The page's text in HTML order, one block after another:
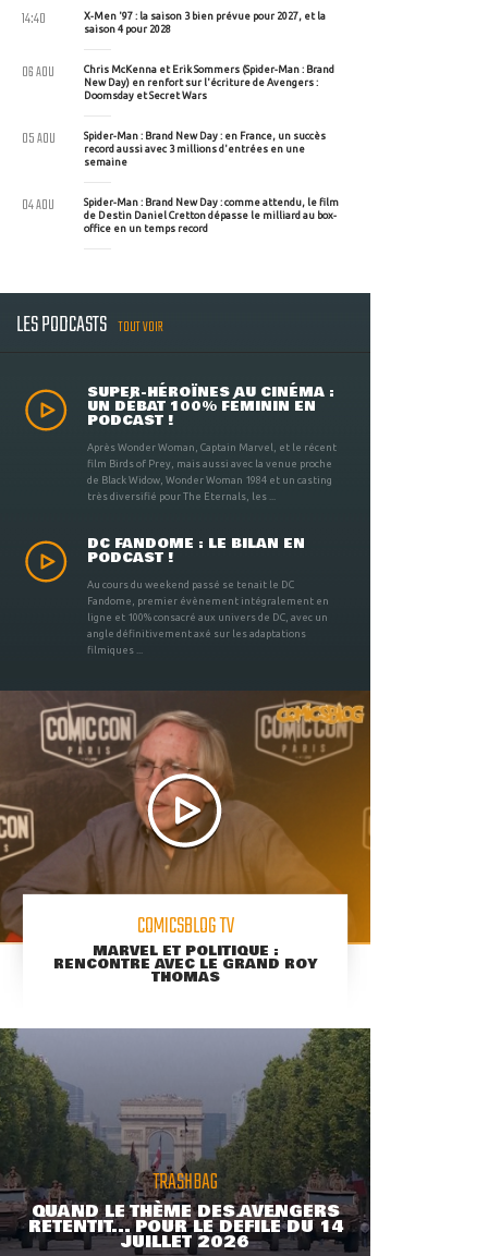
X-Men '97 : la saison 3 bien prévue pour 2027, et la
saison 4 pour 2028
14:40
Chris McKenna et Erik Sommers (Spider-Man : Brand
New Day) en renfort sur l'écriture de Avengers :
Doomsday et Secret Wars
06 AOU
Spider-Man : Brand New Day : en France, un succès
record aussi avec 3 millions d'entrées en une
semaine
05 AOU
Spider-Man : Brand New Day : comme attendu, le film
de Destin Daniel Cretton dépasse le milliard au box-
office en un temps record
04 AOU
LES PODCASTS TOUT VOIR
SUPER-HÉROÏNES AU CINÉMA :
UN DÉBAT 100% FÉMININ EN
PODCAST !
Après Wonder Woman, Captain Marvel, et le récent
film Birds of Prey, mais aussi avec la venue proche
de Black Widow, Wonder Woman 1984 et un casting
très diversifié pour The Eternals, les ...
DC FANDOME : LE BILAN EN
PODCAST !
Au cours du weekend passé se tenait le DC
Fandome, premier évènement intégralement en
ligne et 100% consacré aux univers de DC, avec un
angle définitivement axé sur les adaptations
filmiques ...
COMICSBLOG TV
MARVEL ET POLITIQUE :
RENCONTRE AVEC LE GRAND ROY
THOMAS
TRASHBAG
QUAND LE THÈME DES AVENGERS
RETENTIT... POUR LE DÉFILÉ DU 14
JUILLET 2026